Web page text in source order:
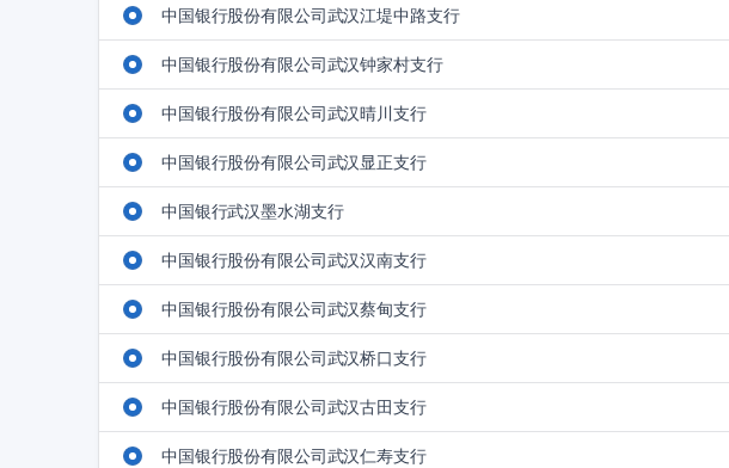
中国银行股份有限公司武汉江堤中路支行
中国银行股份有限公司武汉钟家村支行
中国银行股份有限公司武汉晴川支行
中国银行股份有限公司武汉显正支行
中国银行武汉墨水湖支行
中国银行股份有限公司武汉汉南支行
中国银行股份有限公司武汉蔡甸支行
中国银行股份有限公司武汉桥口支行
中国银行股份有限公司武汉古田支行
中国银行股份有限公司武汉仁寿支行